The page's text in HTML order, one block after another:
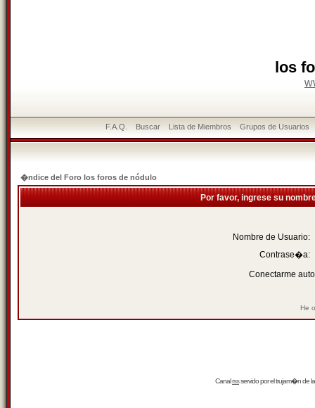
los
F.A.Q. Buscar Lista de Miembros Grupos de Usuarios
�ndice del Foro los foros de nódulo
Por favor, ingrese su
Nombre de Usuario:
Contrase�a:
Conectarme
He
Canalrssservido por eltrujam�nde